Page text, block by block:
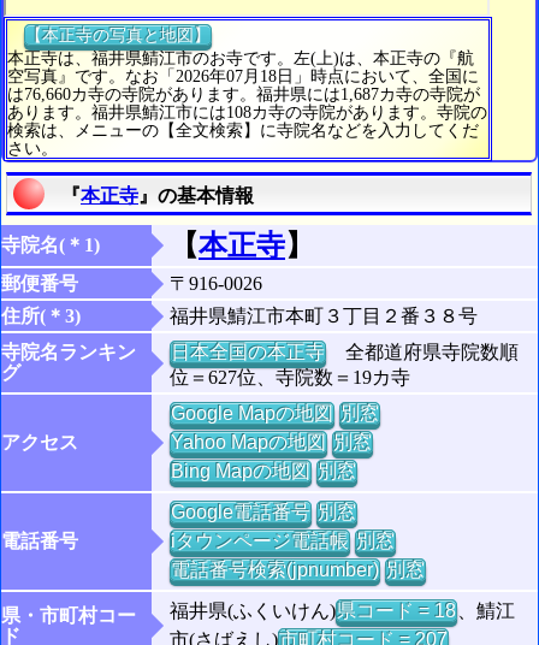
【本正寺の写真と地図】
本正寺は、福井県鯖江市のお寺です。左(上)は、本正寺の『航
空写真』です。なお「2026年07月18日」時点において、全国に
は76,660カ寺の寺院があります。福井県には1,687カ寺の寺院が
あります。福井県鯖江市には108カ寺の寺院があります。寺院の
検索は、メニューの【全文検索】に寺院名などを入力してくだ
さい。
『本正寺 』の基本情報
寺院名(＊1) 【本正寺】
郵便番号
〒916-0026
住所(＊3)
福井県鯖江市本町３丁目２番３８号
寺院名ランキン
グ
日本全国の本正寺全都道府県寺院数順
位＝627位、寺院数＝19カ寺
アクセス
Google Mapの地図 別窓
Yahoo Mapの地図 別窓
Bing Mapの地図 別窓
電話番号
Google電話番号 別窓
iタウンページ電話帳 別窓
電話番号検索(jpnumber) 別窓
県・市町村コー
ド
福井県(ふくいけん)県コード = 18、鯖江
市(さばえし)市町村コード = 207